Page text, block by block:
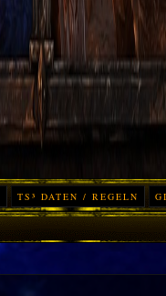
TS³ DATEN / REGELN